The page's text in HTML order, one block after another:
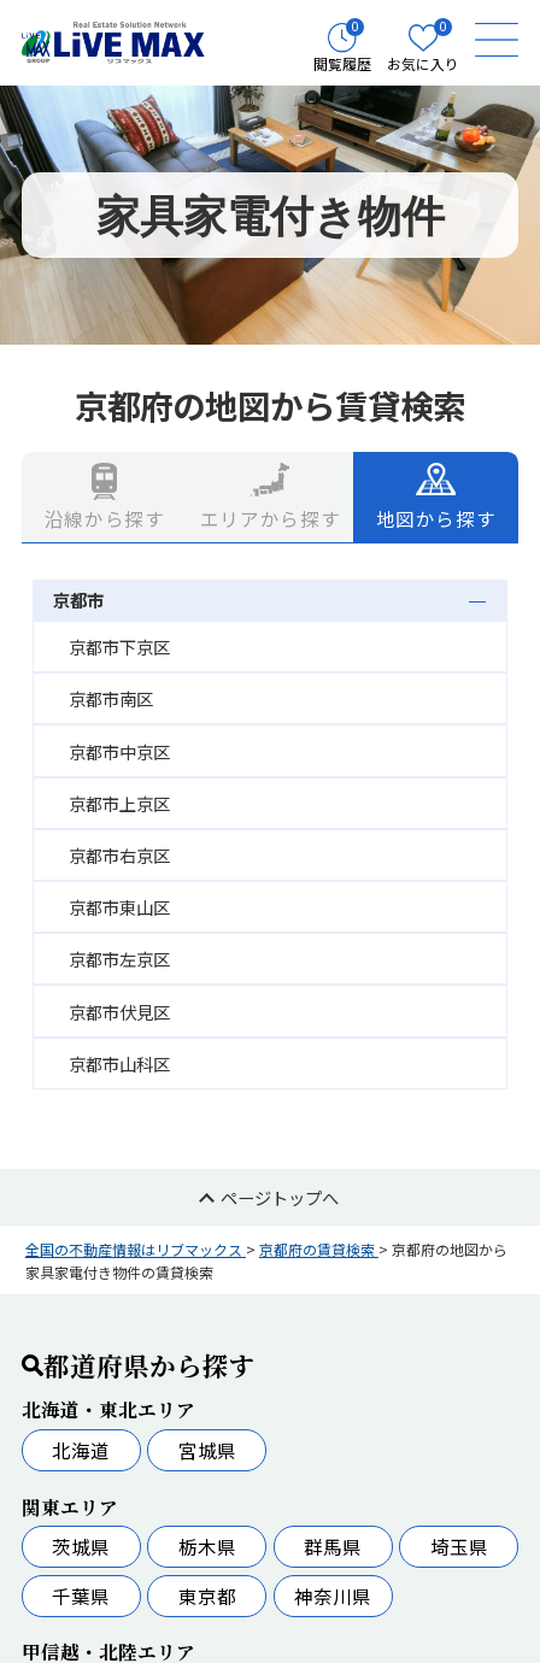
0
閲覧履歴
0
お気に入り
家具家電付き物件
京都府の地図から賃貸検索
沿線から探す エリアから探す 地図から探す
京都市
京都市下京区
京都市南区
京都市中京区
京都市上京区
京都市右京区
京都市東山区
京都市左京区
京都市伏見区
京都市山科区
ページトップへ
全国の不動産情報はリブマックス > 京都府の賃貸検索 > 京都府の地図から
家具家電付き物件の賃貸検索
都道府県から探す
北海道・東北エリア
北海道
宮城県
関東エリア
茨城県
栃木県 群馬県
埼玉県
千葉県
東京都 神奈川県
甲信越・北陸エリア